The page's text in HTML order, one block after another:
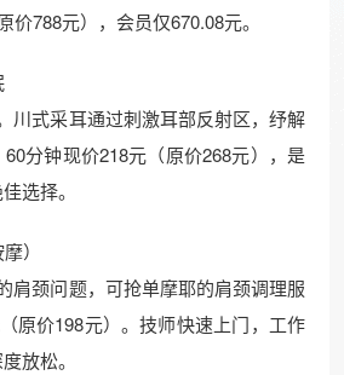
价788元），会员仅670.08元。
川式采耳通过刺激耳部反射区，纾解
分钟现价218元（原价268元），是
选择。
）
肩颈问题，可抢单摩耶的肩颈调理服
原价198元）。技师快速上门，工作
放松。